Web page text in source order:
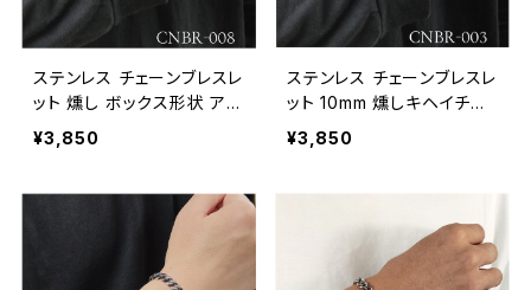
ステンレス チェーンブレスレ
ット 燻し ボックス形状 アク
セサリー アメカジ アメリカ
ン雑貨 / STAINLESS CHAI
¥3,850
ステンレス チェーンブレスレ
ット 10mm 燻しキヘイチェ
ーン / STAINLESS CHAIN
BRACELET【G143】
¥3,850